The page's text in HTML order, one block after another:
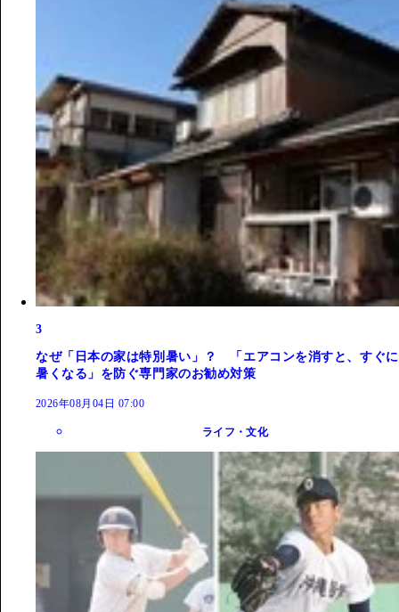
3
なぜ「日本の家は特別暑い」？ 「エアコンを消すと、すぐに
暑くなる」を防ぐ専門家のお勧め対策
2026年08月04日 07:00
ライフ・文化